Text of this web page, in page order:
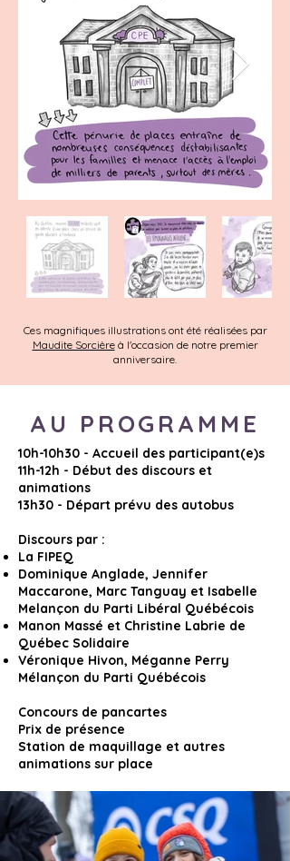
Ces magnifiques illustrations ont été réalisées par
Maudite Sorcièreà l'occasion de notre premier
anniversaire.
AU PROGRAMME
10h-10h30 - Accueil des participant(e)s
11h-12h - Début des discours et
animations
13h30 - Départ prévu des autobus
Discours par :
La FIPEQ
Dominique Anglade, Jennifer
Maccarone, Marc Tanguay et Isabelle
Melançon du Parti Libéral Québécois
Manon Massé et Christine Labrie de
Québec Solidaire
Véronique Hivon, Méganne Perry
Mélançon du Parti Québécois
Concours de pancartes
Prix de présence
Station de maquillage et autres
animations sur place